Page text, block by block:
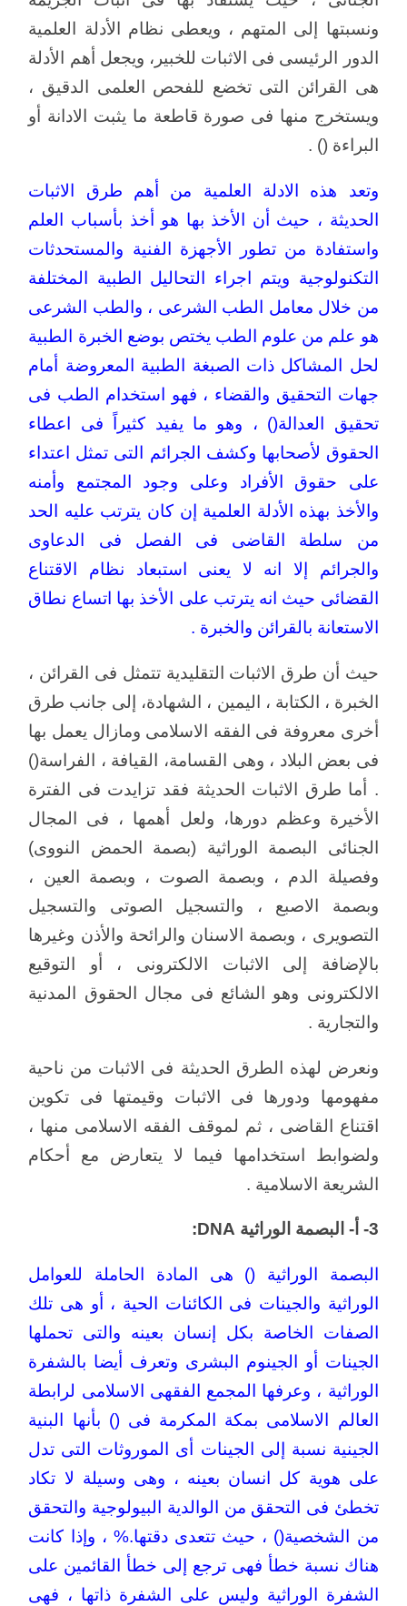
ونسبتها إلى المتهم ، ويعطى نظام الأدلة العلمية
الدور الرئيسى فى الاثبات للخبير، ويجعل أهم الأدلة
هى القرائن التى تخضع للفحص العلمى الدقيق ،
ويستخرج منها فى صورة قاطعة ما يثبت الادانة أو
البراءة () .
وتعد هذه الادلة العلمية من أهم طرق الاثبات
الحديثة ، حيث أن الأخذ بها هو أخذ بأسباب العلم
واستفادة من تطور الأجهزة الفنية والمستحدثات
التكنولوجية ويتم اجراء التحاليل الطبية المختلفة
من خلال معامل الطب الشرعى ، والطب الشرعى
هو علم من علوم الطب يختص بوضع الخبرة الطبية
لحل المشاكل ذات الصبغة الطبية المعروضة أمام
جهات التحقيق والقضاء ، فهو استخدام الطب فى
تحقيق العدالة() ، وهو ما يفيد كثيراً فى اعطاء
الحقوق لأصحابها وكشف الجرائم التى تمثل اعتداء
على حقوق الأفراد وعلى وجود المجتمع وأمنه
والأخذ بهذه الأدلة العلمية إن كان يترتب عليه الحد
من سلطة القاضى فى الفصل فى الدعاوى
والجرائم إلا انه لا يعنى استبعاد نظام الاقتناع
القضائى حيث انه يترتب على الأخذ بها اتساع نطاق
الاستعانة بالقرائن والخبرة .
حيث أن طرق الاثبات التقليدية تتمثل فى القرائن ،
الخبرة ، الكتابة ، اليمين ، الشهادة، إلى جانب طرق
أخرى معروفة فى الفقه الاسلامى ومازال يعمل بها
فى بعض البلاد ، وهى القسامة، القيافة ، الفراسة()
. أما طرق الاثبات الحديثة فقد تزايدت فى الفترة
الأخيرة وعظم دورها، ولعل أهمها ، فى المجال
الجنائى البصمة الوراثية (بصمة الحمض النووى)
وفصيلة الدم ، وبصمة الصوت ، وبصمة العين ،
وبصمة الاصبع ، والتسجيل الصوتى والتسجيل
التصويرى ، وبصمة الاسنان والرائحة والأذن وغيرها
بالإضافة إلى الاثبات الالكترونى ، أو التوقيع
الالكترونى وهو الشائع فى مجال الحقوق المدنية
والتجارية .
ونعرض لهذه الطرق الحديثة فى الاثبات من ناحية
مفهومها ودورها فى الاثبات وقيمتها فى تكوين
اقتناع القاضى ، ثم لموقف الفقه الاسلامى منها ،
ولضوابط استخدامها فيما لا يتعارض مع أحكام
الشريعة الاسلامية .
3- أ- البصمة الوراثية DNA:
البصمة الوراثية () هى المادة الحاملة للعوامل
الوراثية والجينات فى الكائنات الحية ، أو هى تلك
الصفات الخاصة بكل إنسان بعينه والتى تحملها
الجينات أو الجينوم البشرى وتعرف أيضا بالشفرة
الوراثية ، وعرفها المجمع الفقهى الاسلامى لرابطة
العالم الاسلامى بمكة المكرمة فى () بأنها البنية
الجينية نسبة إلى الجينات أى الموروثات التى تدل
على هوية كل انسان بعينه ، وهى وسيلة لا تكاد
تخطئ فى التحقق من الوالدية البيولوجية والتحقق
من الشخصية() ، حيث تتعدى دقتها.% ، وإذا كانت
هناك نسبة خطأ فهى ترجع إلى خطأ القائمين على
الشفرة الوراثية وليس على الشفرة ذاتها ، فهى